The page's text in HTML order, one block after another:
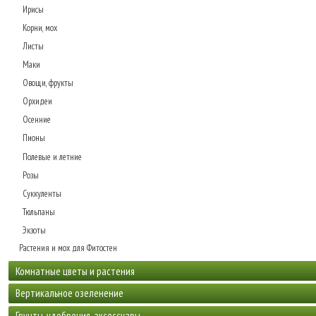
Уличные растения
Ирисы
Корни, мох
Листы
Маки
Овощи, фрукты
Орхидеи
Осенние
Пионы
Полевые и летние
Розы
Суккуленты
Тюльпаны
Экзоты
Растения и мох для Фитостен
Комнатные цветы и растения
Популярные комнатные растения
Декоративно-лиственные растения
Вертикальное озеленение
Живые растения для фитомодулей